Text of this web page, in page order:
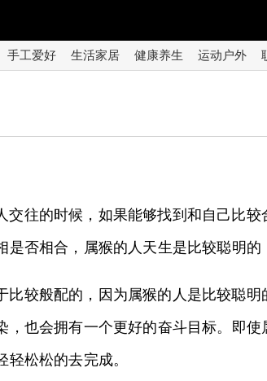
手工爱好 生活家居 健康养生 运动户外
交往的时候，如果能够找到和自己比
是否相合，属猴的人天生是比较聪明
比较般配的，因为属猴的人是比较聪
，也会拥有一个更好的奋斗目标。即
松松的去完成。